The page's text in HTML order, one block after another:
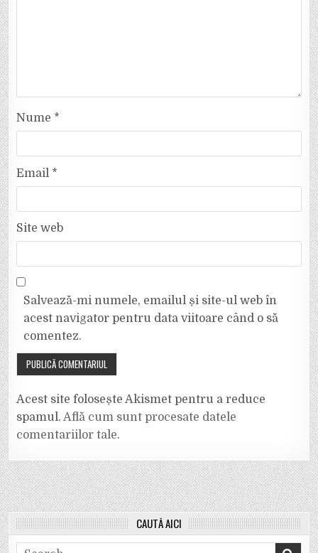
Nume *
Email *
Site web
Salvează-mi numele, emailul și site-ul web în
acest navigator pentru data viitoare când o să
comentez.
Acest site folosește Akismet pentru a reduce
spamul.Află cum sunt procesate datele
comentariilor tale.
CAUTĂ AICI
Search